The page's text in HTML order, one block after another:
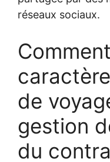
réseaux sociaux.
de
gestion
du